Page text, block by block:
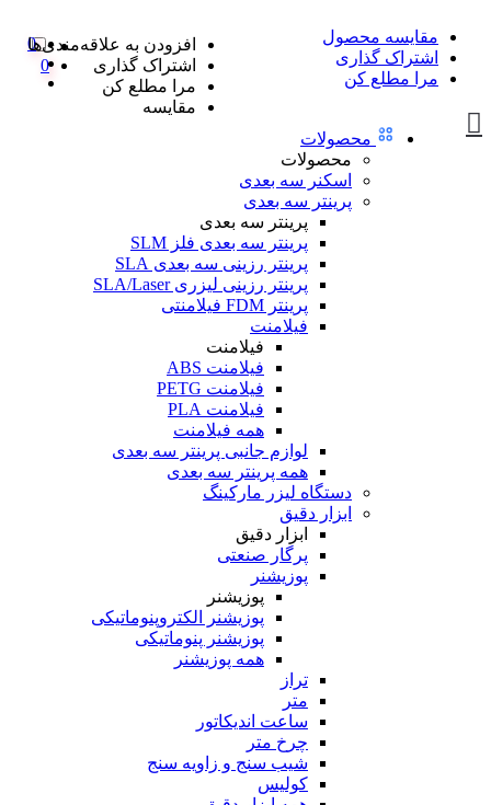
مقایسه محصول
اشتراک گذاری
مرا مطلع کن
0
0
محصولات
محصولات
اسکنر سه بعدی
پرینتر سه بعدی
پرینتر سه بعدی
پرینتر سه بعدی فلز SLM
پرینتر رزینی سه بعدی SLA
پرینتر رزینی لیزری SLA/Laser
پرینتر FDM فیلامنتی
فیلامنت
فیلامنت
فیلامنت ABS
فیلامنت PETG
فیلامنت PLA
همه فیلامنت
لوازم جانبی پرینتر سه بعدی
همه پرینتر سه بعدی
دستگاه لیزر مارکینگ
ابزار دقیق
ابزار دقیق
پرگار صنعتی
پوزیشنر
پوزیشنر
پوزیشنر الکتروپنوماتیکی
پوزیشنر پنوماتیکی
همه پوزیشنر
تراز
متر
ساعت اندیکاتور
چرخ متر
شیب سنج و زاویه سنج
کولیس
افزودن به علاقه‌مندی‌ها
اشتراک گذاری
مرا مطلع کن
مقایسه